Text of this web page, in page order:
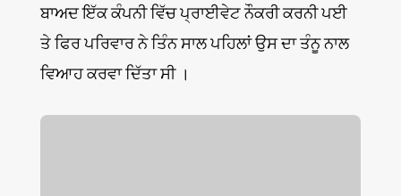
ਬਾਅਦ ਇੱਕ ਕੰਪਨੀ ਵਿੱਚ ਪ੍ਰਾਈਵੇਟ ਨੌਕਰੀ ਕਰਨੀ ਪਈ
ਤੇ ਫਿਰ ਪਰਿਵਾਰ ਨੇ ਤਿੰਨ ਸਾਲ ਪਹਿਲਾਂ ਉਸ ਦਾ ਤੰਨੂ ਨਾਲ
ਵਿਆਹ ਕਰਵਾ ਦਿੱਤਾ ਸੀ ।